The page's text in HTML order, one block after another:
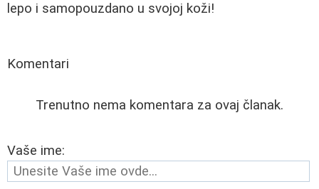
lepo i samopouzdano u svojoj koži!
Komentari
Trenutno nema komentara za ovaj članak.
Vaše ime: